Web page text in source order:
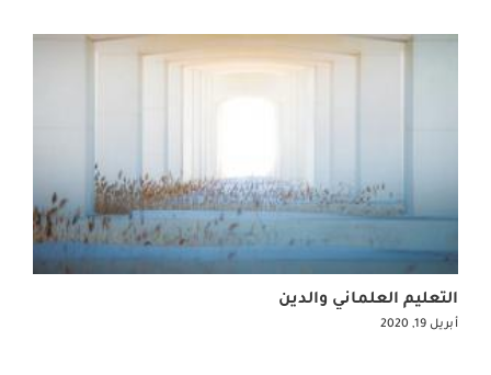
التعليم العلماني والدين
أبريل 19, 2020